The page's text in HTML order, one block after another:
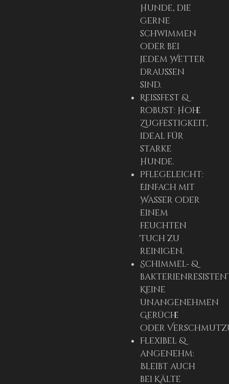
Hunde, die
gerne
schwimmen
oder bei
jedem Wetter
draußen
sind.
Reißfest &
robust: Hohe
Zugfestigkeit,
ideal für
starke
Hunde.
Pflegeleicht:
Einfach mit
Wasser oder
einem
feuchten
Tuch zu
reinigen.
Schimmel- &
Keine
unangenehmen
Gerüche
oder
Flexibel &
angenehm:
Bleibt auch
bei Kälte